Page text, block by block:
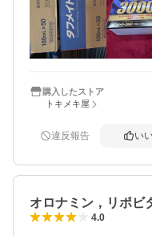
購入したストア
トキメキ屋
違反報告 い
オロナミン，リポ
4.0